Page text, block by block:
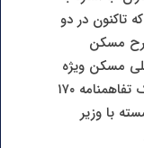
تاکنون در دو
مسکن
مسکن ویژه
فرهنگیان کشور است. در این خصوص یک تفاهمنامه ۱۷۰
با وزیر